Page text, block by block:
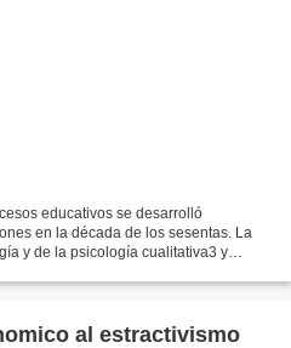
educativos se desarrolló
en la década de los sesentas. La
y de la psicología cualitativa3 y
al estractivismo